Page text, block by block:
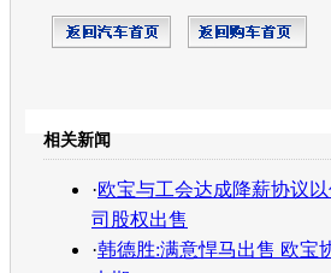
相关新闻
·欧宝与工会达成降薪协议
司股权出售
·韩德胜:满意悍马出售 欧宝